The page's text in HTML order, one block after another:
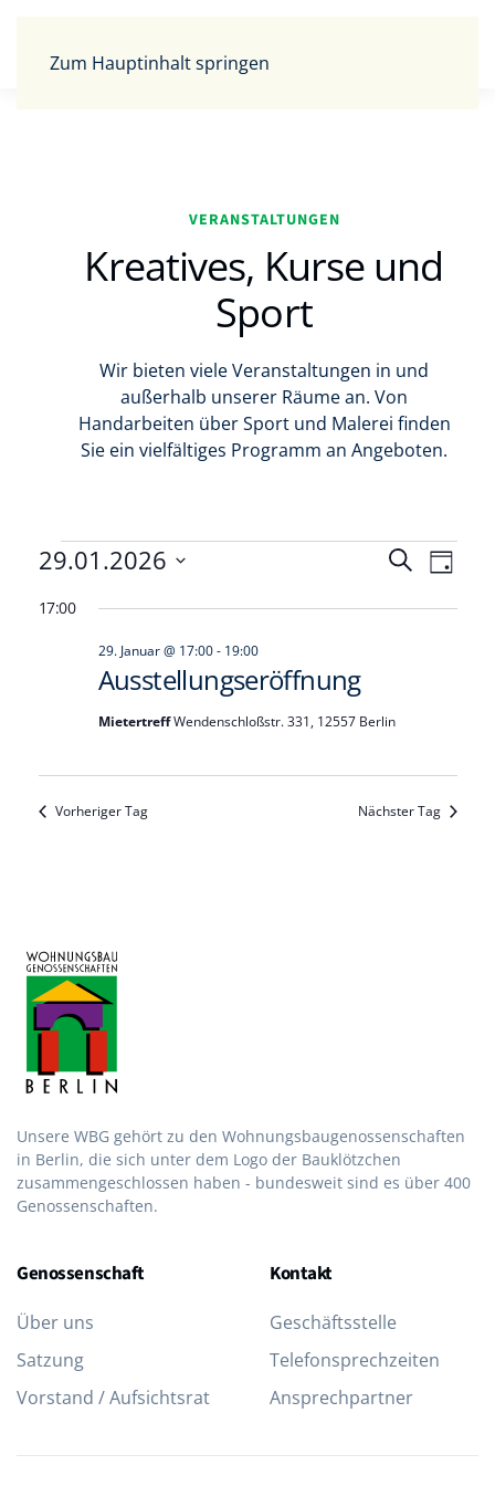
Zum Hauptinhalt springen
VERANSTALTUNGEN
Kreatives, Kurse und
Sport
Wir bieten viele Veranstaltungen in und
außerhalb unserer Räume an. Von
Handarbeiten über Sport und Malerei finden
Sie ein vielfältiges Programm an Angeboten.
Veranstaltungen
für
Januar
Such-
SucheTag
29.01.2026
wählen.
17:00
Ausstellungseröffnung
29. Januar @ 17:00- 19:00
MietertreffWendenschloßstr. 331, 12557 Berlin
Vorheriger Tag Nächster Tag
Unsere WBG gehört zu den Wohnungsbau­genossen­schaften
in Berlin, die sich unter dem Logo der Bau­klötzchen
zusammen­geschlossen haben - bundesweit sind es über 400
Genossenschaften.
Genossenschaft
Über uns
Satzung
Vorstand / Aufsichtsrat
Kontakt
Geschäftsstelle
Telefon­sprechzeiten
Ansprechpartner